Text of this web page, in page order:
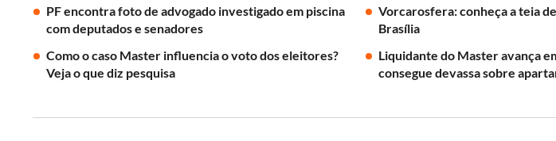
PF encontra foto de advogado investigado em piscina
com deputados e senadores
Vorcarosfera: conheça a teia
Brasília
Como o caso Master influencia o voto dos eleitores?
Veja o que diz pesquisa
Liquidante do Master avança
consegue devassa sobre